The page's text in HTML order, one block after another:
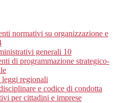
normativi su organizzazione e
generali 10
di programmazione strategico-
leggi regionali
e codice di condotta
per cittadini e imprese